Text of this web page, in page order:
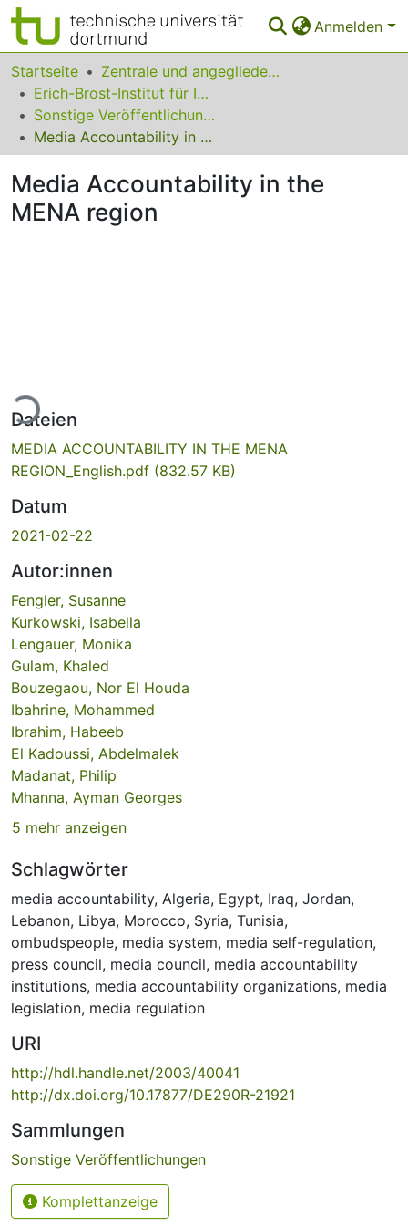
Anmelden
Bereiche & Sammlungen
Das gesamte Repositorium
Statistiken
FAQ
Leitlinien
Startseite
Zentrale und angegliederte Institute
Erich-Brost-Institut für Internationalen Journalismus
Sonstige Veröffentlichungen
Media Accountability in the MENA region
Media Accountability in the
MENA region
Dateien
MEDIA ACCOUNTABILITY IN THE MENA
REGION_English.pdf (832.57 KB)
Datum
2021-02-22
Autor:innen
Fengler, Susanne
Kurkowski, Isabella
Lengauer, Monika
Gulam, Khaled
Bouzegaou, Nor El Houda
Ibahrine, Mohammed
Ibrahim, Habeeb
El Kadoussi, Abdelmalek
Madanat, Philip
Mhanna, Ayman Georges
5 mehr anzeigen
Schlagwörter
media accountability, Algeria, Egypt, Iraq, Jordan,
Lebanon, Libya, Morocco, Syria, Tunisia,
ombudspeople, media system, media self-regulation,
press council, media council, media accountability
institutions, media accountability organizations, media
legislation, media regulation
URI
http://hdl.handle.net/2003/40041
http://dx.doi.org/10.17877/DE290R-21921
Sammlungen
Sonstige Veröffentlichungen
Komplettanzeige